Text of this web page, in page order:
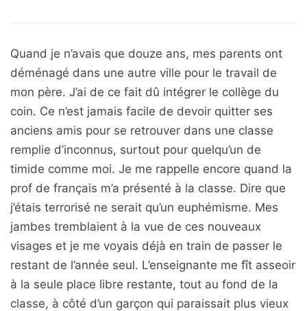
Quand je n’avais que douze ans, mes parents ont
déménagé dans une autre ville pour le travail de
mon père. J’ai de ce fait dû intégrer le collège du
coin. Ce n’est jamais facile de devoir quitter ses
anciens amis pour se retrouver dans une classe
remplie d’inconnus, surtout pour quelqu’un de
timide comme moi. Je me rappelle encore quand la
prof de français m’a présenté à la classe. Dire que
j’étais terrorisé ne serait qu’un euphémisme. Mes
jambes tremblaient à la vue de ces nouveaux
visages et je me voyais déjà en train de passer le
restant de l’année seul. L’enseignante me fît asseoir
à la seule place libre restante, tout au fond de la
classe, à côté d’un garçon qui paraissait plus vieux